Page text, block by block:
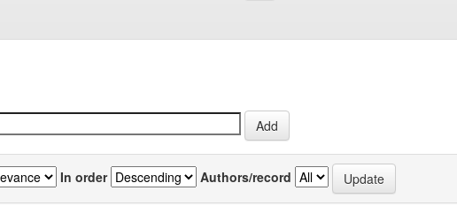
In order Authors/record